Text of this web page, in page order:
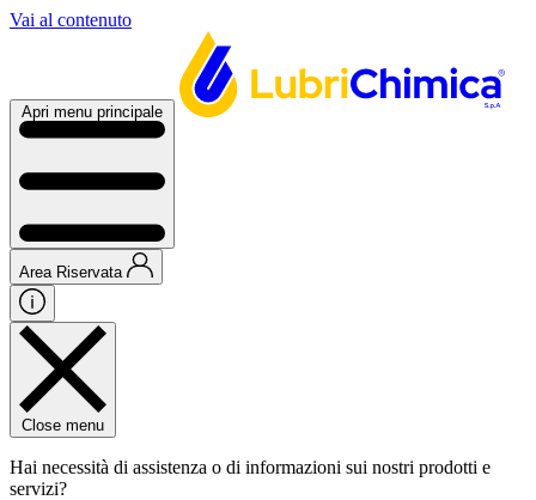
Vai al contenuto
Apri menu principale
Area Riservata
Close menu
Hai necessità di assistenza o di informazioni sui nostri prodotti e
servizi?